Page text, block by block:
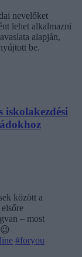
nevelőket
lehet alkalmazni
alapján,
be.
iskolakezdési
között a
– most
#foryou